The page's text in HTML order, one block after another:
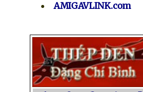
AMIGAVLINK.com